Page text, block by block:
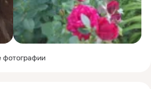
фотографии